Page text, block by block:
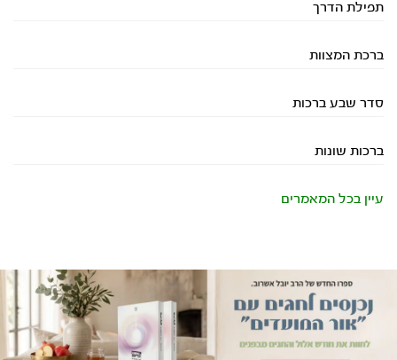
תפילת הדרך
ברכת המצוות
סדר שבע ברכות
ברכות שונות
עיין בכל המאמרים